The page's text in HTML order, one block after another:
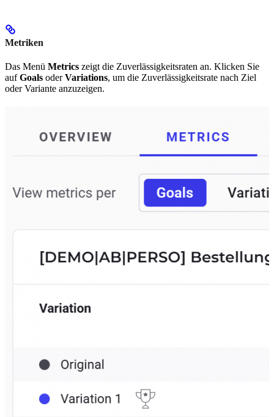
Metriken
Das Menü Metrics zeigt die Zuverlässigkeitsraten an. Klicken Sie
aufGoals oderVariations, um die Zuverlässigkeitsrate nach Ziel
oder Variante anzuzeigen.